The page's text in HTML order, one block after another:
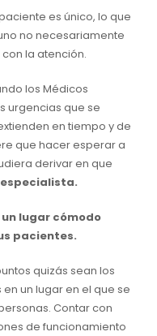
es único, lo que
no necesariamente
la atención.
los Médicos
urgencias que se
en tiempo y de
que hacer esperar a
derivar en que
especialista.
lugar cómodo
pacientes.
quizás sean los
un lugar en el que se
Contar con
de funcionamiento